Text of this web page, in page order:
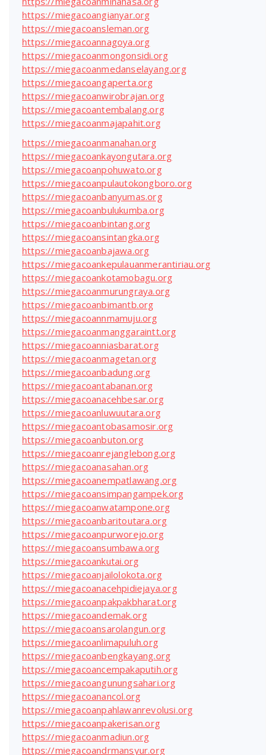
https://miegacoangianyar.org
https://miegacoansleman.org
https://miegacoannagoya.org
https://miegacoanmongonsidi.org
https://miegacoanmedanselayang.org
https://miegacoangaperta.org
https://miegacoanwirobrajan.org
https://miegacoantembalang.org
https://miegacoanmajapahit.org
https://miegacoanmanahan.org
https://miegacoankayongutara.org
https://miegacoanpohuwato.org
https://miegacoanpulautokongboro.org
https://miegacoanbanyumas.org
https://miegacoanbulukumba.org
https://miegacoanbintang.org
https://miegacoansintangka.org
https://miegacoanbajawa.org
https://miegacoankepulauanmerantiriau.org
https://miegacoankotamobagu.org
https://miegacoanmurungraya.org
https://miegacoanbimantb.org
https://miegacoannmamuju.org
https://miegacoanmanggaraintt.org
https://miegacoanniasbarat.org
https://miegacoanmagetan.org
https://miegacoanbadung.org
https://miegacoantabanan.org
https://miegacoanacehbesar.org
https://miegacoanluwuutara.org
https://miegacoantobasamosir.org
https://miegacoanbuton.org
https://miegacoanrejanglebong.org
https://miegacoanasahan.org
https://miegacoanempatlawang.org
https://miegacoansimpangampek.org
https://miegacoanwatampone.org
https://miegacoanbaritoutara.org
https://miegacoanpurworejo.org
https://miegacoansumbawa.org
https://miegacoankutai.org
https://miegacoanjailolokota.org
https://miegacoanacehpidiejaya.org
https://miegacoanpakpakbharat.org
https://miegacoandemak.org
https://miegacoansarolangun.org
https://miegacoanlimapuluh.org
https://miegacoanbengkayang.org
https://miegacoancempakaputih.org
https://miegacoangunungsahari.org
https://miegacoanancol.org
https://miegacoanpahlawanrevolusi.org
https://miegacoanpakerisan.org
https://miegacoanmadiun.org
https://miegacoandrmansyur.org